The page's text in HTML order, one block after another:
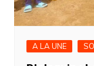
A LA UNE